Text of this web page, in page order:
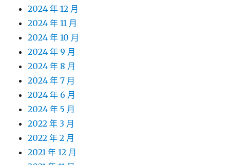
2024 年 12 月
2024 年 11 月
2024 年 10 月
2024 年 9 月
2024 年 8 月
2024 年 7 月
2024 年 6 月
2024 年 5 月
2022 年 3 月
2022 年 2 月
2021 年 12 月